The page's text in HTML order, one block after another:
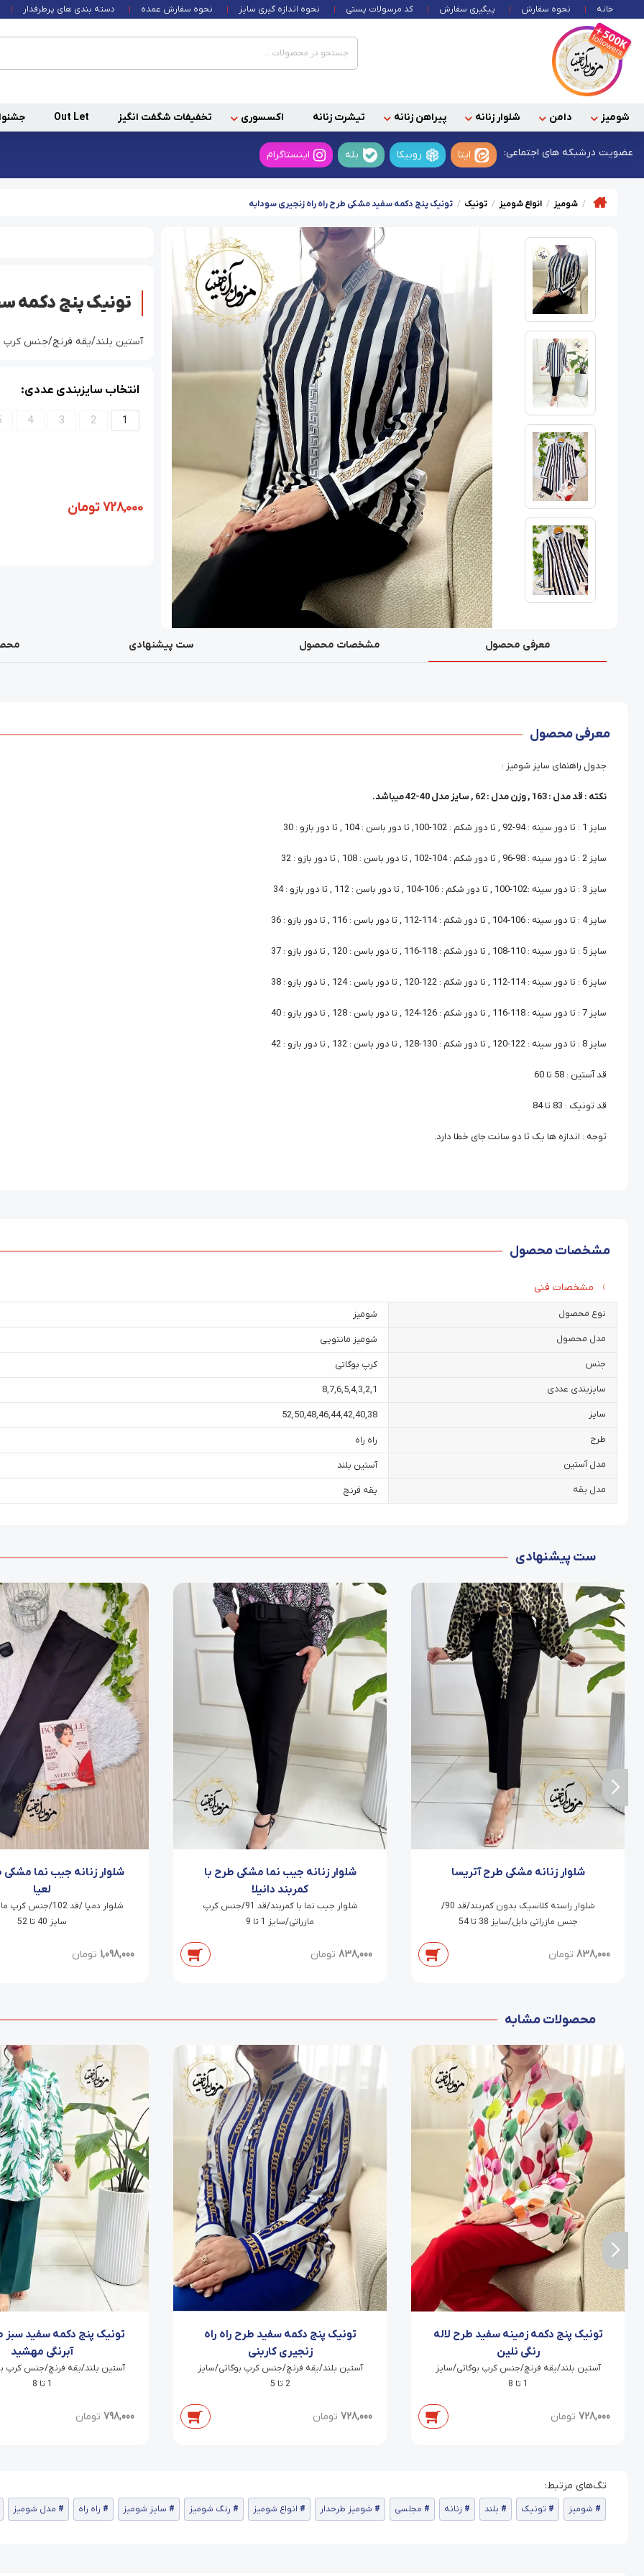
خانه نحوه سفارش پیگیری سفارش کد مرسولات پستی نحوه اندازه گیری سایز نحوه سفارش عمده دسته بندی های پرطرفدار
شومیز دامن شلوار زنانه پیراهن زنانه تیشرت زنانه اکسسوری تخفیفات شگفت انگیز Out Let
عضویت درشبکه های اجتماعی: ایتا روبیکا بله اینستاگرام
شومیز انواع شومیز تونیک تونیک پنج دکمه سفید مشکی طرح راه راه زنجیری سودابه
تونیک پنج دکمه
آستین بلند/یقه فرنچ/جنس کرپ
انتخاب سایزبندی عددی:
1
2
3
4
728,000تومان
معرفی محصول مشخصات محصول ست پیشنهادی
معرفی محصول
جدول راهنمای سایز شومیز :
نکته : قد مدل : 163 , وزن مدل : 62 , سایز مدل 40-42 میباشد.
سایز 1 : تا دور سینه : 94-92 , تا دور شکم : 102-100, تا دور باسن : 104 , تا دور بازو : 30
سایز 2 : تا دور سینه : 98-96 , تا دور شکم : 104-102 , تا دور باسن : 108 , تا دور بازو : 32
سایز 3 : تا دور سینه :102-100 , تا دور شکم : 106-104 , تا دور باسن : 112 , تا دور بازو : 34
سایز 4 : تا دور سینه : 106-104 , تا دور شکم : 114-112 , تا دور باسن : 116 , تا دور بازو : 36
سایز 5 : تا دور سینه : 110-108 , تا دور شکم : 118-116 , تا دور باسن : 120 , تا دور بازو : 37
سایز 6 : تا دور سینه : 114-112 , تا دور شکم : 122-120 , تا دور باسن : 124 , تا دور بازو : 38
سایز 7 : تا دور سینه : 118-116 , تا دور شکم : 126-124 , تا دور باسن : 128 , تا دور بازو : 40
سایز 8 : تا دور سینه : 122-120 , تا دور شکم : 130-128 , تا دور باسن : 132 , تا دور بازو : 42
قد آستین : 58 تا 60
قد تونیک : 83 تا 84
توجه : اندازه ها یک تا دو سانت جای خطا دارد.
مشخصات محصول
مشخصات فنی
نوع محصول شومیز
مدل محصول شومیز مانتویی
جنس کرپ بوگاتی
سایزبندی عددی 1
,
2
,
3
,
4
,
5
,
6
,
7
,
8
سایز 38
,
40
,
42
,
44
,
46
,
48
,
50
,
52
طرح راه راه
مدل آستین آستین بلند
مدل یقه یقه فرنچ
ست پیشنهادی
شلوار زنانه مشکی طرح آتریسا
شلوار راسته کلاسیک بدون کمربند/قد 90/
جنس مازراتی دابل/سایز 38 تا 54
838,000 تومان
شلوار زنانه جیب نما مشکی طرح با
کمربند دانیلا
شلوار جیب نما با کمربند/قد 91/جنس کرپ
مازراتی/سایز 1 تا 9
838,000 تومان
شلوار زنانه جیب نما مشکی
لعیا
شلوار دمپا /قد 102/
سایز 40 تا 52
1,098,000 تومان
محصولات مشابه
تونیک پنج دکمه زمینه سفید طرح لاله
رنگی نلین
آستین بلند/یقه فرنچ/جنس کرپ بوگاتی/سایز
1 تا 8
728,000 تومان
تونیک پنج دکمه سفید طرح راه راه
زنجیری کاربنی
آستین بلند/یقه فرنچ/جنس کرپ بوگاتی/سایز
2 تا 5
728,000 تومان
تونیک پنج دکمه سفید
آبرنگی مهشید
آستین بلند/یقه فرنچ/جنس کرپ
1 تا 8
798,000 تومان
شومیز تونیک بلند زنانه مجلسی شومیز طرحدار انواع شومیز رنگ شومیز سایز شومیز راه راه مدل شومیز